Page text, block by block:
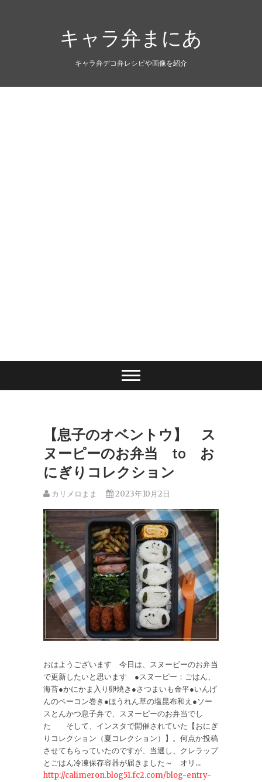
キャラ弁まにあ
キャラ弁デコ弁レシピや画像を紹介
【息子のオベントウ】 ス
ヌーピーのお弁当 to お
にぎりコレクション
カリメロまま 2023年10月2日
おはようございます 今日は、スヌーピーのお弁当
で更新したいと思います ●スヌーピー：ごはん、
海苔●かにかま入り卵焼き●さつまいも金平●いんげ
んのベーコン巻き●ほうれん草の塩昆布和え●ソー
スとんかつ息子弁で、スヌーピーのお弁当でし
た そして、インスタで開催されていた【おにぎ
りコレクション（夏コレクション）】。何点か投稿
させてもらっていたのですが、当選し、クレラップ
とごはん冷凍保存容器が届きました～ オリ...
http://calimeron.blog51.fc2.com/blog-entry-